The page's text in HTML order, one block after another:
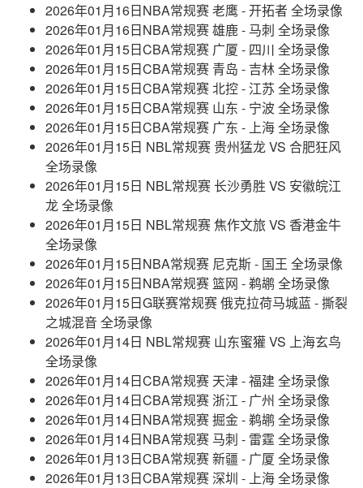
2026年01月16日NBA常规赛 老鹰 - 开拓者 全场录像
2026年01月16日NBA常规赛 雄鹿 - 马刺 全场录像
2026年01月15日CBA常规赛 广厦 - 四川 全场录像
2026年01月15日CBA常规赛 青岛 - 吉林 全场录像
2026年01月15日CBA常规赛 北控 - 江苏 全场录像
2026年01月15日CBA常规赛 山东 - 宁波 全场录像
2026年01月15日CBA常规赛 广东 - 上海 全场录像
2026年01月15日 NBL常规赛 贵州猛龙 VS 合肥狂风
全场录像
2026年01月15日 NBL常规赛 长沙勇胜 VS 安徽皖江
龙 全场录像
2026年01月15日 NBL常规赛 焦作文旅 VS 香港金牛
全场录像
2026年01月15日NBA常规赛 尼克斯 - 国王 全场录像
2026年01月15日NBA常规赛 篮网 - 鹈鹕 全场录像
2026年01月15日G联赛常规赛 俄克拉荷马城蓝 - 撕裂
之城混音 全场录像
2026年01月14日 NBL常规赛 山东蜜獾 VS 上海玄鸟
全场录像
2026年01月14日CBA常规赛 天津 - 福建 全场录像
2026年01月14日CBA常规赛 浙江 - 广州 全场录像
2026年01月14日NBA常规赛 掘金 - 鹈鹕 全场录像
2026年01月14日NBA常规赛 马刺 - 雷霆 全场录像
2026年01月13日CBA常规赛 新疆 - 广厦 全场录像
2026年01月13日CBA常规赛 深圳 - 上海 全场录像